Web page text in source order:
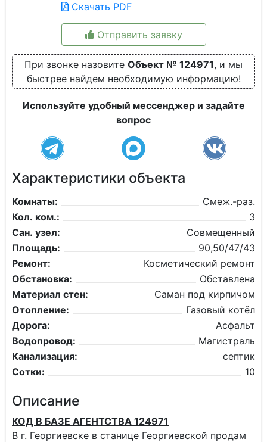
Скачать PDF
Отправить заявку
При звонке назовите Объект № 124971, и мы
быстрее найдем необходимую информацию!
Используйте удобный мессенджер и задайте
вопрос
Характеристики объекта
Комнаты:
Смеж.-раз.
Кол. ком.:
3
Сан. узел:
Совмещенный
Площадь:
90,50/47/43
Ремонт:
Косметический ремонт
Обстановка:
Обставлена
Материал стен:
Саман под кирпичом
Отопление:
Газовый котёл
Дорога:
Асфальт
Водопровод:
Магистраль
Канализация:
септик
Сотки:
10
Описание
КОД В БАЗЕ АГЕНТСТВА 124971
В г. Георгиевске в станице Георгиевской продам